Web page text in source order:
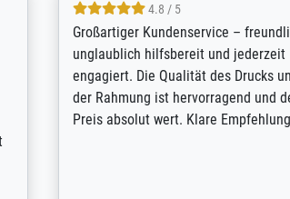
5 / 5
Für ein Erinnerungsbuch mit der
Feldpost meines Großvaters aus dem
Weltkrieg benötigte ich ein
ausdrucksvolles Bild. Das habe ich
Ihnen gefunden. Bei der Auswahl der